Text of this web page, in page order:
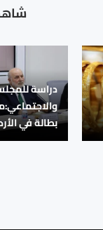
دراسة
بطالة في